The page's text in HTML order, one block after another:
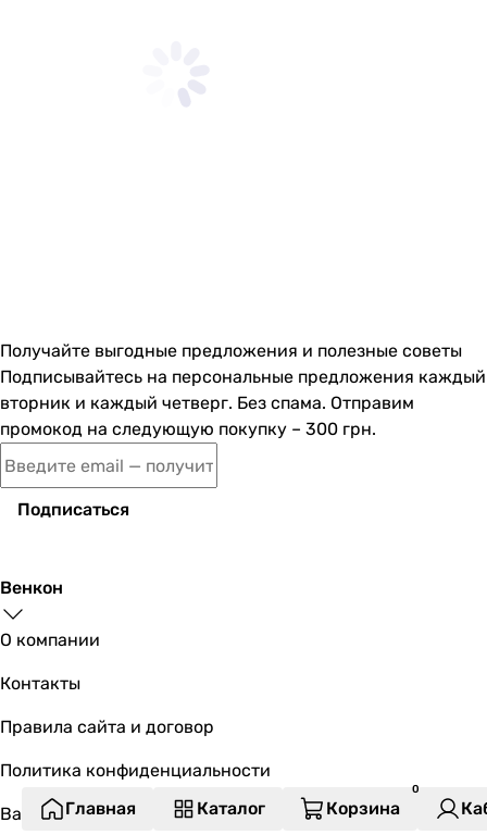
Получайте выгодные предложения и полезные советы
Подписывайтесь на персональные предложения каждый
вторник и каждый четверг. Без спама. Отправим
промокод на следующую покупку – 300 грн.
Подписаться
Венкон
О компании
Контакты
Правила сайта и договор
Политика конфиденциальности
ВакансииГлавная Каталог Корзина